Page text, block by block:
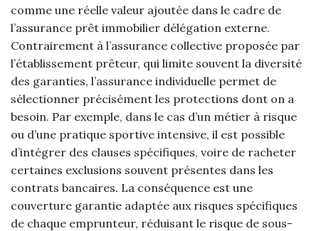
comme une réelle valeur ajoutée dans le cadre de
l’assurance prêt immobilier délégation externe.
Contrairement à l’assurance collective proposée par
l’établissement prêteur, qui limite souvent la diversité
des garanties, l’assurance individuelle permet de
sélectionner précisément les protections dont on a
besoin. Par exemple, dans le cas d’un métier à risque
ou d’une pratique sportive intensive, il est possible
d’intégrer des clauses spécifiques, voire de racheter
certaines exclusions souvent présentes dans les
contrats bancaires. La conséquence est une
couverture garantie adaptée aux risques spécifiques
de chaque emprunteur, réduisant le risque de sous-